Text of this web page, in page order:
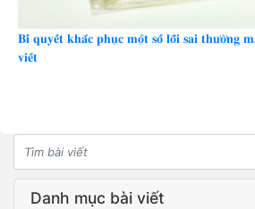
𝐁𝐢́ 𝐪𝐮𝐲𝐞̂́𝐭 𝐤𝐡𝐚̆́𝐜 𝐩𝐡𝐮̣𝐜 𝐦𝐨̣̂𝐭 𝐬𝐨̂́ 𝐥𝐨̂̃𝐢 𝐬𝐚𝐢 𝐭𝐡𝐮̛𝐨̛̀𝐧𝐠
𝐯𝐢𝐞̂́𝐭
Danh mục bài viết